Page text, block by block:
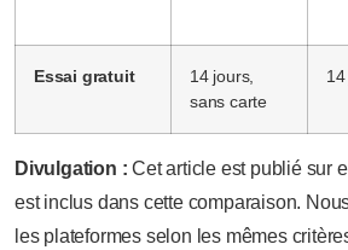
Essai gratuit
14 jours,
sans carte
Divulgation : Cet article est publié sur
est inclus dans cette comparaison.
les plateformes selon les mêmes